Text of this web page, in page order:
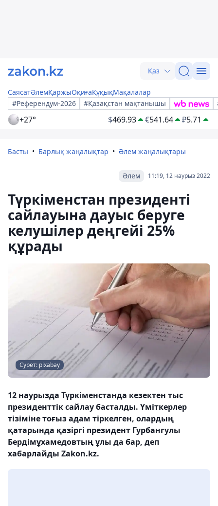
Қаз
СаясатӘлемҚаржыОқиғаҚұқықМақалалар
#Референдум-2026
#Қазақстан мақтанышы
+27° $469.93 €541.64 ₽5.71
Басты Барлық жаңалықтар Әлем жаңалықтары
11:19, 12 наурыз 2022
Әлем
Түркіменстан президенті
сайлауына дауыс беруге
келушілер деңгейі 25%
құрады
Сурет: pixabay
12 наурызда Түркіменстанда кезектен тыс
президенттік сайлау басталды. Үміткерлер
тізіміне тоғыз адам тіркелген, олардың
қатарында қазіргі президент Гурбангулы
Бердімұхамедовтың ұлы да бар, деп
хабарлайды Zakon.kz.